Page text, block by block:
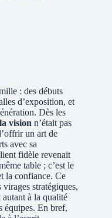
: des débuts
d’exposition, et
Dès les
la vision n’était pas
un art de
avec sa
fidèle revenait
table ; c’est le
la confiance. Ce
stratégiques,
autant à la qualité
équipes. En bref,